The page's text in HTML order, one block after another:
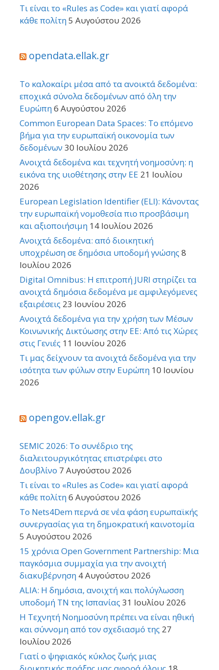
Τι είναι το «Rules as Code» και γιατί αφορά
κάθε πολίτη5 Αυγούστου 2026
opendata.ellak.gr
Το καλοκαίρι μέσα από τα ανοικτά δεδομένα:
εποχικά σύνολα δεδομένων από όλη την
Ευρώπη6 Αυγούστου 2026
Common European Data Spaces: Το επόμενο
βήμα για την ευρωπαϊκή οικονομία των
δεδομένων 30 Ιουλίου 2026
Ανοιχτά δεδομένα και τεχνητή νοημοσύνη: η
εικόνα της υιοθέτησης στην ΕΕ 21 Ιουλίου
2026
European Legislation Identifier (ELI): Κάνοντας
την ευρωπαϊκή νομοθεσία πιο προσβάσιμη
και αξιοποιήσιμη 14 Ιουλίου 2026
Ανοιχτά δεδομένα: από διοικητική
υποχρέωση σε δημόσια υποδομή γνώσης 8
Ιουλίου 2026
Digital Omnibus: Η επιτροπή JURI στηρίζει τα
ανοιχτά δημόσια δεδομένα με αμφιλεγόμενες
εξαιρέσεις 23 Ιουνίου 2026
Ανοιχτά δεδομένα για την χρήση των Μέσων
Κοινωνικής Δικτύωσης στην ΕΕ: Από τις Χώρες
στις Γενιές 11 Ιουνίου 2026
Τι μας δείχνουν τα ανοιχτά δεδομένα για την
ισότητα των φύλων στην Ευρώπη 10 Ιουνίου
2026
opengov.ellak.gr
SEMIC 2026: Το συνέδριο της
διαλειτουργικότητας επιστρέφει στο
Δουβλίνο 7 Αυγούστου 2026
Τι είναι το «Rules as Code» και γιατί αφορά
κάθε πολίτη6 Αυγούστου 2026
Το Nets4Dem περνά σε νέα φάση ευρωπαϊκής
συνεργασίας για τη δημοκρατική καινοτομία
5 Αυγούστου 2026
15 χρόνια Open Government Partnership: Μια
παγκόσμια συμμαχία για την ανοιχτή
διακυβέρνηση 4 Αυγούστου 2026
ALIA: Η δημόσια, ανοιχτή και πολύγλωσση
υποδομή ΤΝ της Ισπανίας 31 Ιουλίου 2026
Η Τεχνητή Νοημοσύνη πρέπει να είναι ηθική
και σύννομη από τον σχεδιασμό της 27
Ιουλίου 2026
Γιατί ο ψηφιακός κύκλος ζωής μιας